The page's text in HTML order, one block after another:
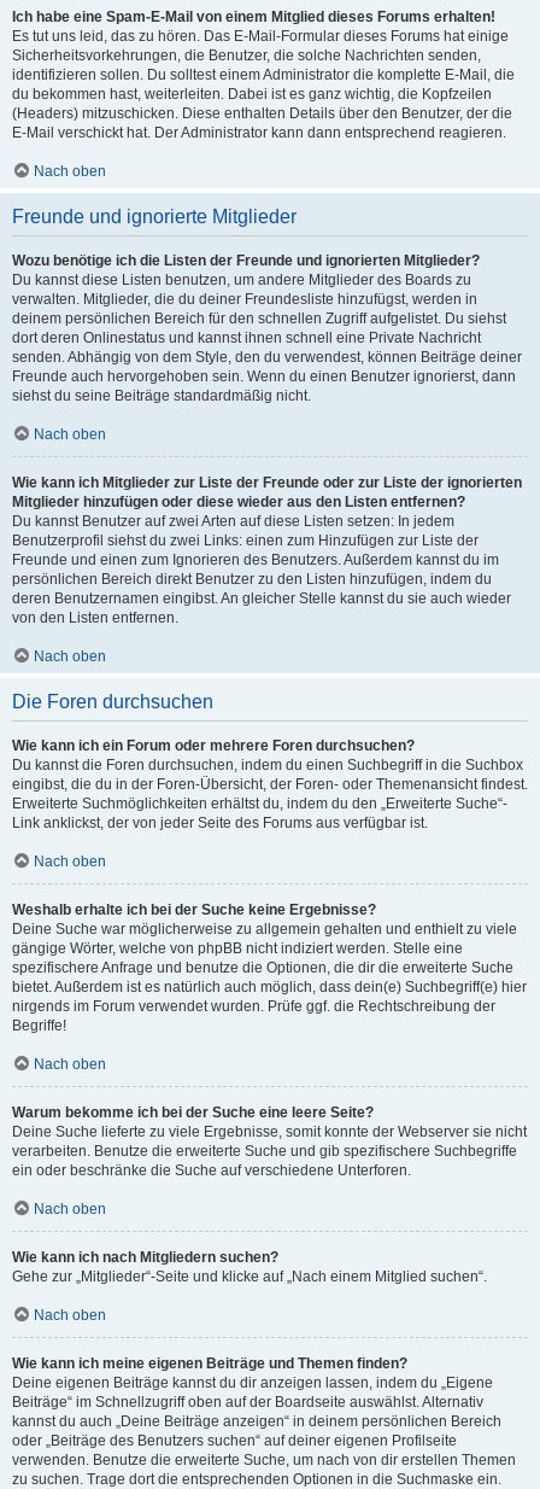
Ich habe eine Spam-E-Mail von einem Mitglied dieses Forums erhalten!
Es tut uns leid, das zu hören. Das E-Mail-Formular dieses Forums hat einige
Sicherheitsvorkehrungen, die Benutzer, die solche Nachrichten senden,
identifizieren sollen. Du solltest einem Administrator die komplette E-Mail, die
du bekommen hast, weiterleiten. Dabei ist es ganz wichtig, die Kopfzeilen
(Headers) mitzuschicken. Diese enthalten Details über den Benutzer, der die
E-Mail verschickt hat. Der Administrator kann dann entsprechend reagieren.
Nach oben
Freunde und ignorierte Mitglieder
Wozu benötige ich die Listen der Freunde und ignorierten Mitglieder?
Du kannst diese Listen benutzen, um andere Mitglieder des Boards zu
verwalten. Mitglieder, die du deiner Freundesliste hinzufügst, werden in
deinem persönlichen Bereich für den schnellen Zugriff aufgelistet. Du siehst
dort deren Onlinestatus und kannst ihnen schnell eine Private Nachricht
senden. Abhängig von dem Style, den du verwendest, können Beiträge deiner
Freunde auch hervorgehoben sein. Wenn du einen Benutzer ignorierst, dann
siehst du seine Beiträge standardmäßig nicht.
Nach oben
Wie kann ich Mitglieder zur Liste der Freunde oder zur Liste der ignorierten
Mitglieder hinzufügen oder diese wieder aus den Listen entfernen?
Du kannst Benutzer auf zwei Arten auf diese Listen setzen: In jedem
Benutzerprofil siehst du zwei Links: einen zum Hinzufügen zur Liste der
Freunde und einen zum Ignorieren des Benutzers. Außerdem kannst du im
persönlichen Bereich direkt Benutzer zu den Listen hinzufügen, indem du
deren Benutzernamen eingibst. An gleicher Stelle kannst du sie auch wieder
von den Listen entfernen.
Nach oben
Die Foren durchsuchen
Wie kann ich ein Forum oder mehrere Foren durchsuchen?
Du kannst die Foren durchsuchen, indem du einen Suchbegriff in die Suchbox
eingibst, die du in der Foren-Übersicht, der Foren- oder Themenansicht findest.
Erweiterte Suchmöglichkeiten erhältst du, indem du den „Erweiterte Suche“-
Link anklickst, der von jeder Seite des Forums aus verfügbar ist.
Nach oben
Weshalb erhalte ich bei der Suche keine Ergebnisse?
Deine Suche war möglicherweise zu allgemein gehalten und enthielt zu viele
gängige Wörter, welche von phpBB nicht indiziert werden. Stelle eine
spezifischere Anfrage und benutze die Optionen, die dir die erweiterte Suche
bietet. Außerdem ist es natürlich auch möglich, dass dein(e) Suchbegriff(e) hier
nirgends im Forum verwendet wurden. Prüfe ggf. die Rechtschreibung der
Begriffe!
Nach oben
Warum bekomme ich bei der Suche eine leere Seite?
Deine Suche lieferte zu viele Ergebnisse, somit konnte der Webserver sie nicht
verarbeiten. Benutze die erweiterte Suche und gib spezifischere Suchbegriffe
ein oder beschränke die Suche auf verschiedene Unterforen.
Nach oben
Wie kann ich nach Mitgliedern suchen?
Gehe zur „Mitglieder“-Seite und klicke auf „Nach einem Mitglied suchen“.
Nach oben
Wie kann ich meine eigenen Beiträge und Themen finden?
Deine eigenen Beiträge kannst du dir anzeigen lassen, indem du „Eigene
Beiträge“ im Schnellzugriff oben auf der Boardseite auswählst. Alternativ
kannst du auch „Deine Beiträge anzeigen“ in deinem persönlichen Bereich
oder „Beiträge des Benutzers suchen“ auf deiner eigenen Profilseite
verwenden. Benutze die erweiterte Suche, um nach von dir erstellen Themen
zu suchen. Trage dort die entsprechenden Optionen in die Suchmaske ein.